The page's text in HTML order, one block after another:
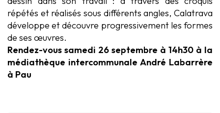
répétés et réalisés sous différents angles, Calatrava
développe et découvre progressivement les formes
de ses œuvres.
Rendez-vous samedi 26 septembre à 14h30 à la
médiathèque intercommunale André Labarrère
à Pau